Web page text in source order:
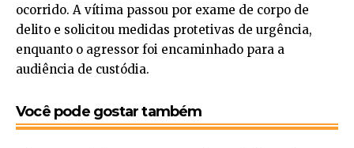
ocorrido. A vítima passou por exame de corpo de
delito e solicitou medidas protetivas de urgência,
enquanto o agressor foi encaminhado para a
audiência de custódia.
Você pode gostar também